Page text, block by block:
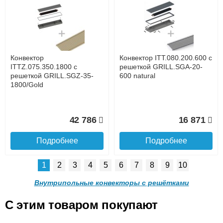
до подъезда
услуга платная
Конвектор ITT.080.200.1300
с решеткой GRILL.SGW-20-
1300 венге
35 326
Подробнее
Конвектор ITT.080.200.1000
с решеткой GRILL.SGW-20-
1000 венге
28 391
Конвектор ITT.080.200.900 с
решеткой GRILL.SGW-20-
900 венге
Конвектор ITT.080.200.800 с
решеткой GRILL.SGW-20-
800 венге
Конвектор
ITTZ.075.350.1800 с
решеткой GRILL.SGZ-35-
1800/Gold
42 786
Подробнее
Конвектор ITT.080.200.600 с
решеткой GRILL.SGA-20-
600 natural
16 871
Подробнее
1 2 3 4 5 6 7 8 9 10
Внутрипольные конвекторы с решётками
C этим товаром покупают